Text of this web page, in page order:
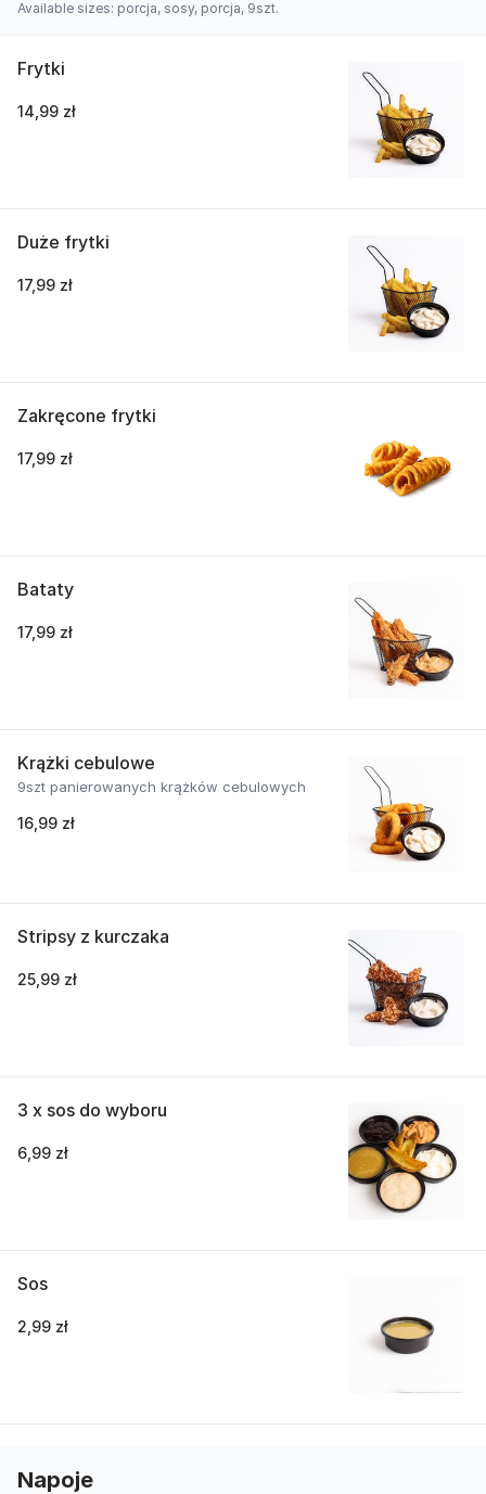
Available sizes: porcja, sosy, porcja, 9szt.
Frytki
14,99 zł
Duże frytki
17,99 zł
Zakręcone frytki
17,99 zł
Bataty
17,99 zł
Krążki cebulowe
9szt panierowanych krążków cebulowych
16,99 zł
Stripsy z kurczaka
25,99 zł
3 x sos do wyboru
6,99 zł
Sos
2,99 zł
Napoje